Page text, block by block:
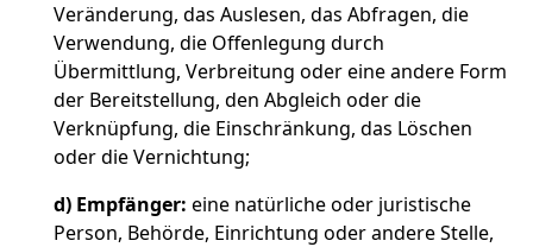
Veränderung, das Auslesen, das Abfragen, die
Verwendung, die Offenlegung durch
Übermittlung, Verbreitung oder eine andere Form
der Bereitstellung, den Abgleich oder die
Verknüpfung, die Einschränkung, das Löschen
oder die Vernichtung;
d) Empfänger: eine natürliche oder juristische
Person, Behörde, Einrichtung oder andere Stelle,